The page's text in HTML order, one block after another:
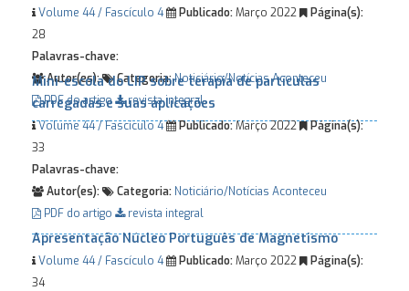
Volume 44 / Fascículo 4 Publicado:Março 2022
Página(s):
28
Palavras-chave:
Autor(es):
Categoria:Noticiário/NotíciasAconteceu
PDF do artigo
revista integral
Mini-escola do LIP sobre terapia de partículas
carregadas e suas aplicações
Volume 44 / Fascículo 4 Publicado:Março 2022 Página(s):
33
Palavras-chave:
Autor(es):
Categoria: Noticiário/Notícias Aconteceu
PDF do artigo
revista integral
Apresentação Núcleo Português de Magnetismo
Volume 44 / Fascículo 4 Publicado:Março 2022
Página(s):
34